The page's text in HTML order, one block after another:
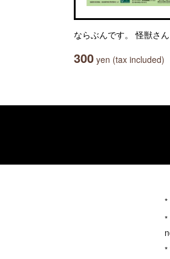
ならぶんです。 怪獣さん
300 yen (tax included)
*
*
*